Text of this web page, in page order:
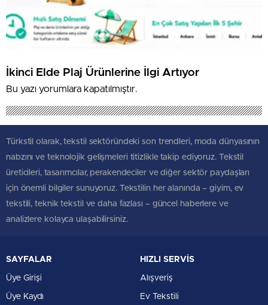
İkinci Elde Plaj Ürünlerine İlgi Artıyor
Bu yazı yorumlara kapatılmıştır.
Türkstil olarak, tekstil sektöründeki son trendleri, moda dünyasının
nabzını ve teknolojik gelişmeleri titizlikle takip ediyoruz. Tekstil
üreticileri, tasarımcılar, perakendeciler ve diğer sektör paydaşları
için önemli bilgiler sunuyoruz. Tekstilin her alanında – giyim, ev
tekstili, teknik tekstil ve daha fazlası – güncel haberlere ve
analizlere kolayca ulaşabilirsiniz.
SAYFALAR
Üye Girişi
Üye Kaydı
HIZLI SERVİS
Alışveriş
Ev Tekstili